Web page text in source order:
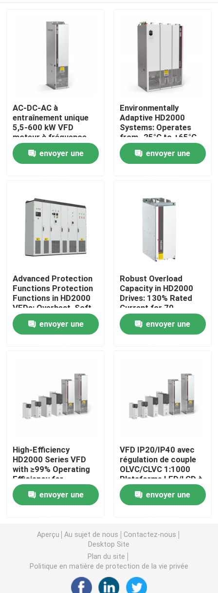
À la maison
Produits
Vidéos
Visite de l'usine
Contrôle de la qualité
Nous contacter
Nouvelles
Convertisseur de fréquence variable
Inverseur de fréquence de VFD
Inverseur d'entraînement de fréquence
Station de recharge de véhicules électriques à
Optimisateur solaire
AC-DC-AC à
entraînement unique
5,5-600 kW VFD
moteur à fréquence
variable pour le levage
envoyer une
Environmentally
Adaptive HD2000
Systems: Operates
from -25°C to +65°C
and Humidity Up to
85%
envoyer une
Advanced Protection
Functions Protection
Functions in HD2000
VFDs: Overheat, Soft-
Start, and IGBT Safety
envoyer une
Robust Overload
Capacity in HD2000
Drives: 130% Rated
Current for 70
Seconds
envoyer une
High-Efficiency
HD2000 Series VFD
with ≥99% Operating
Efficiency for
Industrial Motor
Drives envoyer une
VFD IP20/IP40 avec
régulation de couple
OLVC/CLVC 1:1000
Plateforme LED/LCD à
plage de vitesse
envoyer une
Aperçu Au sujet de nous
Contactez-nous
Desktop Site
Plan du site
Politique en matière de protection de la vie privée